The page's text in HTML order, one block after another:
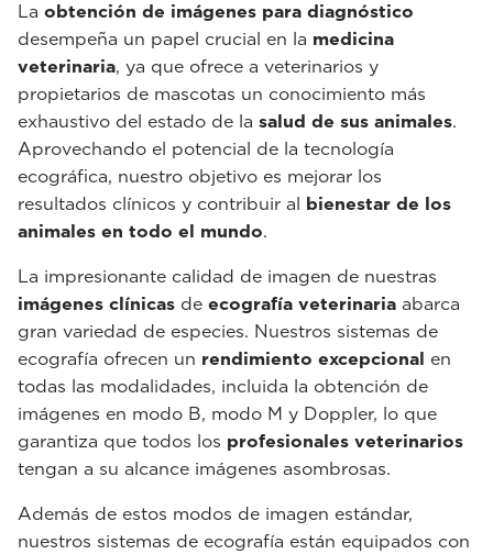
La obtención de imágenes para diagnóstico
desempeña un papel crucial en la medicina
veterinaria, ya que ofrece a veterinarios y
propietarios de mascotas un conocimiento más
exhaustivo del estado de la salud de sus animales.
Aprovechando el potencial de la tecnología
ecográfica, nuestro objetivo es mejorar los
resultados clínicos y contribuir al bienestar de los
animales en todo el mundo.
La impresionante calidad de imagen de nuestras
imágenes clínicas de ecografía veterinaria abarca
gran variedad de especies. Nuestros sistemas de
ecografía ofrecen un rendimiento excepcional en
todas las modalidades, incluida la obtención de
imágenes en modo B, modo M y Doppler, lo que
garantiza que todos los profesionales veterinarios
tengan a su alcance imágenes asombrosas.
Además de estos modos de imagen estándar,
nuestros sistemas de ecografía están equipados con